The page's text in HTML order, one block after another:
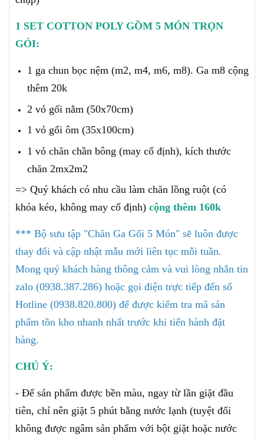
1 SET COTTON POLY GỒM 5 MÓN TRỌN
GÓI:
1 ga chun bọc nệm (m2, m4, m6, m8). Ga m8 cộng
thêm 20k
2 vỏ gối nằm (50x70cm)
1 vỏ gối ôm (35x100cm)
1 vỏ chăn chần bông (may cố định), kích thước
chăn 2mx2m2
=> Quý khách có nhu cầu làm chăn lồng ruột (có
khóa kéo, không may cố định) cộng thêm 160k
*** Bộ sưu tập "Chăn Ga Gối 5 Món" sẽ luôn được
thay đổi và cập nhật mẫu mới liên tục mỗi tuần.
Mong quý khách hàng thông cảm và vui lòng nhắn tin
zalo (0938.387.286) hoặc gọi điện trực tiếp đến số
Hotline (0938.820.800) để được kiểm tra mã sản
phẩm tồn kho nhanh nhất trước khi tiến hành đặt
hàng.
CHÚ Ý:
- Để sản phẩm được bền màu, ngay từ lần giặt đầu
tiên, chỉ nên giặt 5 phút bằng nước lạnh (tuyệt đối
không được ngâm sản phẩm với bột giặt hoặc nước